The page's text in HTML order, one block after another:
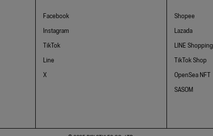
Facebook
Instagram
TikTok
Line
X
Shopee
Lazada
LINE Shopping
TikTok Shop
OpenSea NFT
SASOM